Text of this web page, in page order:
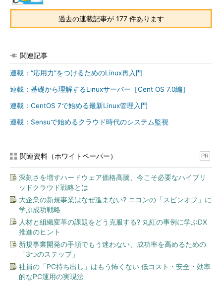
短い
ショ
長いオプシ
意味
-l --list
-i
--ascii
ツリーを表現する線を「-」記号や「|」記号などの文字で
表示する
-n
--
ヘッダ行を表示しない
-p
ブロックデバイスのパスも表示する ※2
-o
項目
リス
ト
--output 項
目リスト
表示する項目を「,」記号で区切って指定する（デフォルト
の表示に情報を追加したい場合は「+項目名」で指定、使
用できる項目は「--help」オプションで確認できる） ※3
-f --fs
ファイルシステムの情報を表示する（「-o
NAME,FSTYPE,LABEL,MOUNTPOINT」相当）
-m
--perms
所有者とグループおよびパーミッションを表示する（「-o
NAME,SIZE,OWNER,GROUP,MODE」相当）
-t
--topology
トポロジー情報を表示する（「-o
NAME,ALIGNMENT,MIN-IO,OPT-IO,PHY-SEC,LOG-
SEC,ROTA,SCHED,RQ-SIZE,WSAME」相当） ※4
過去の連載記事が 177 件あります
関連記事
連載：“応用力”をつけるためのLinux再入門
連載：基礎から理解するLinuxサーバー［Cent OS 7.0編］
連載：CentOS 7で始める最新Linux管理入門
連載：Sensuで始めるクラウド時代のシステム監視
関連資料（ホワイトペーパー） PR
深刻さを増すハードウェア価格高騰、今こそ必要なハイブリ
ッドクラウド戦略とは
大企業の新規事業はなぜ進まない? ニコンの「スピンオフ」に
学ぶ成功戦略
人材と組織変革の課題をどう克服する? 丸紅の事例に学ぶDX
推進のヒント
新規事業開発の手順でもう迷わない、成功率を高めるための
「3つのステップ」
社員の「PC持ち出し」はもう怖くない 低コスト・安全・効率
的なPC運用の実現法